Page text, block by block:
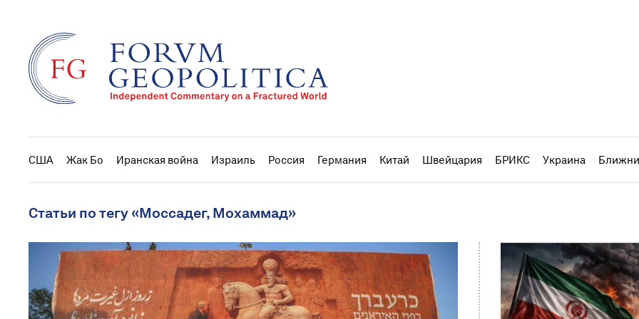
США Жак Бо Иранская война Израиль Россия Германия Китай Швейцария БРИКС Украина
Статьи по тегу «Моссадег, Мохаммад»